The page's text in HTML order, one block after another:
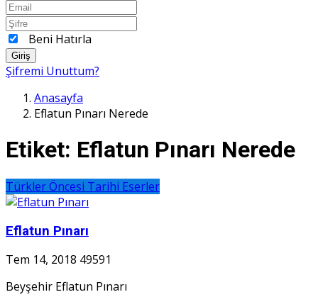
Beni Hatırla
Giriş
Şifremi Unuttum?
Anasayfa
Eflatun Pınarı Nerede
Etiket: Eflatun Pınarı Nerede
Türkler Öncesi Tarihi Eserler
Eflatun Pınarı
Tem 14, 2018 49591
Beyşehir Eflatun Pınarı